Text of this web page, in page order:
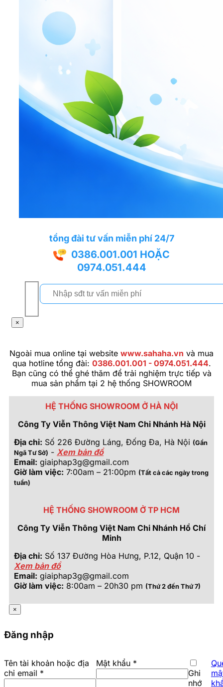
tổng đài tư vấn miễn phí 24/7
0386.001.001 HOẶC
0974.051.444
×
Ngoài mua online tại website www.sahaha.vn và mua
qua hotline tổng đài: 0386.001.001 - 0974.051.444.
Bạn cũng có thể ghé thăm để trải nghiệm trực tiếp và
mua sản phẩm tại 2 hệ thống SHOWROOM
HỆ THỐNG SHOWROOM Ở HÀ NỘI
Công Ty Viễn Thông Việt Nam Chi Nhánh Hà Nội
Địa chỉ: Số 226 Đường Láng, Đống Đa, Hà Nội (Gần
Ngã Tư Sở) - Xem bản đồ
Email: giaiphap3g@gmail.com
Giờ làm việc: 7:00am – 21:00pm (Tất cả các ngày trong
tuần)
HỆ THỐNG SHOWROOM Ở TP HCM
Công Ty Viễn Thông Việt Nam Chi Nhánh Hồ Chí
Minh
Địa chỉ: Số 137 Đường Hòa Hưng, P.12, Quận 10 -
Xem bản đồ
Email: giaiphap3g@gmail.com
Giờ làm việc: 8:00am – 20h30 pm (Thứ 2 đến Thứ 7)
×
Đăng nhập
Tên tài khoản hoặc địa
chỉ email *
buộc
Mật khẩu *
buộc
Ghi
nhớ